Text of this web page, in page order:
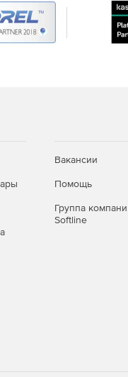
а также
Вакансии
Помощь
Группа
Softline